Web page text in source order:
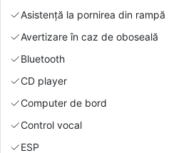
Asistență la pornirea din rampă
Avertizare în caz de oboseală
Bluetooth
CD player
Computer de bord
Control vocal
ESP